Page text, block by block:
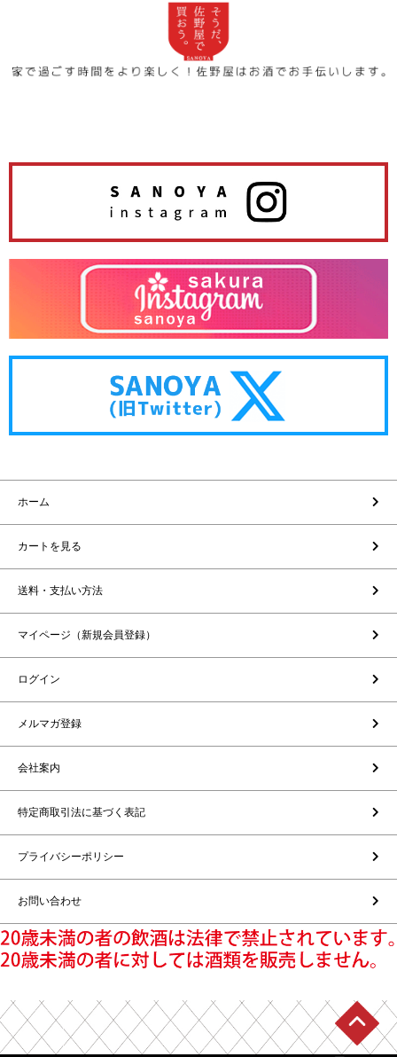
ホーム
カートを見る
送料・支払い方法
マイページ（新規会員登録）
ログイン
メルマガ登録
会社案内
特定商取引法に基づく表記
プライバシーポリシー
お問い合わせ